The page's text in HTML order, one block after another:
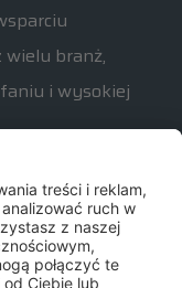
branż,
i wysokiej
z naszą ofertą
piątku w